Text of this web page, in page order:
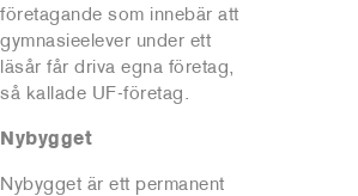
företagande som innebär att
gymnasieelever under ett
läsår får driva egna företag,
så kallade UF-företag.
Nybygget
Nybygget är ett permanent